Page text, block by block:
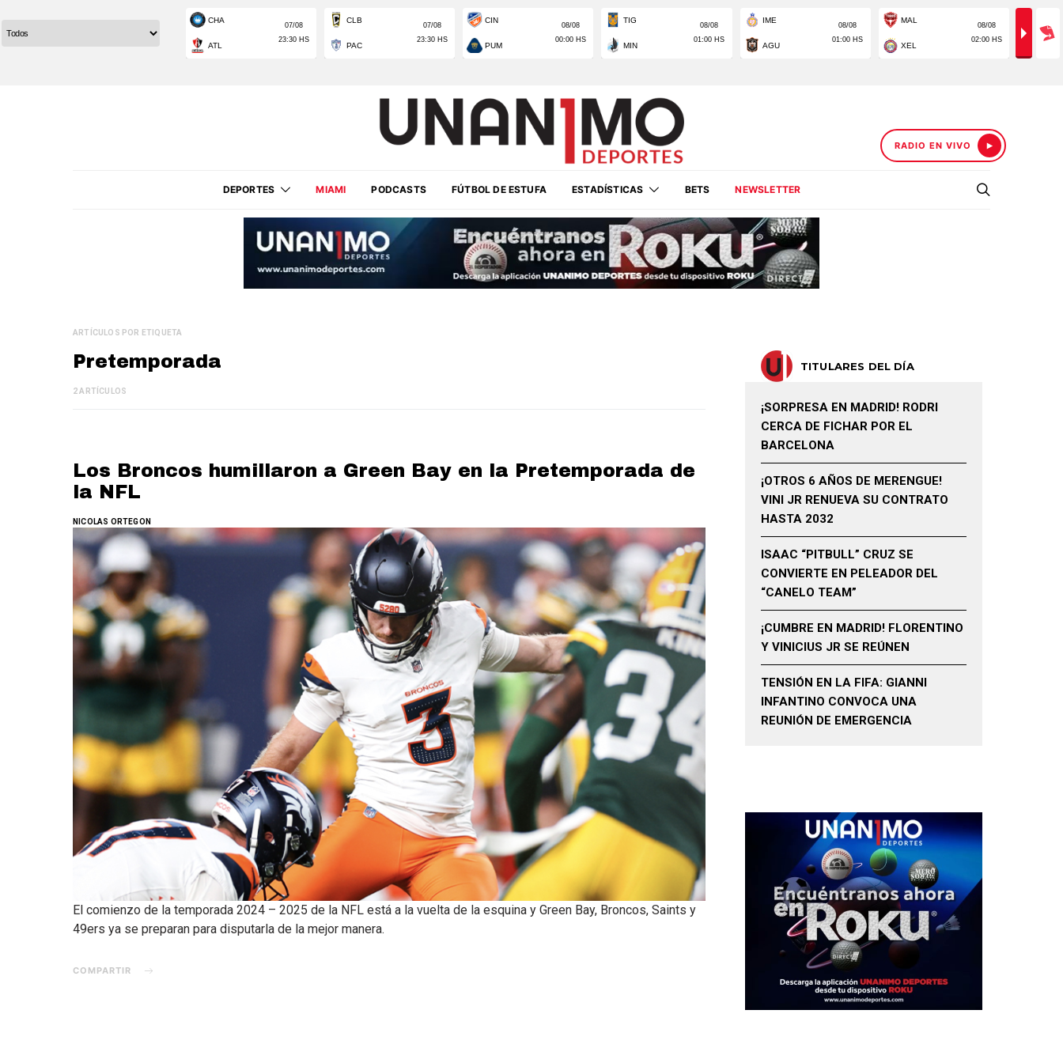
RADIO EN VIVO
DEPORTES MIAMI PODCASTS FÚTBOL DE ESTUFA ESTADÍSTICAS BETS NEWSLETTER
ARTÍCULOS POR ETIQUETA
Pretemporada
2 ARTÍCULOS
Los Broncos humillaron a Green Bay en la Pretemporada de
la NFL
NICOLAS ORTEGON
El comienzo de la temporada 2024 – 2025 de la NFL está a la vuelta de la esquina y Green Bay, Broncos, Saints y
49ers ya se preparan para disputarla de la mejor manera.
COMPARTIR
TITULARES DEL DÍA
¡SORPRESA EN MADRID! RODRI
CERCA DE FICHAR POR EL
BARCELONA
¡OTROS 6 AÑOS DE MERENGUE!
VINI JR RENUEVA SU CONTRATO
HASTA 2032
ISAAC “PITBULL” CRUZ SE
CONVIERTE EN PELEADOR DEL
“CANELO TEAM”
¡CUMBRE EN MADRID! FLORENTINO
Y VINICIUS JR SE REÚNEN
TENSIÓN EN LA FIFA: GIANNI
INFANTINO CONVOCA UNA
REUNIÓN DE EMERGENCIA